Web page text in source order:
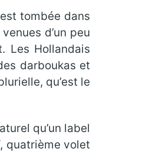
tombée dans
d’un peu
Les Hollandais
darboukas et
qu’est le
qu’un label
, quatrième volet